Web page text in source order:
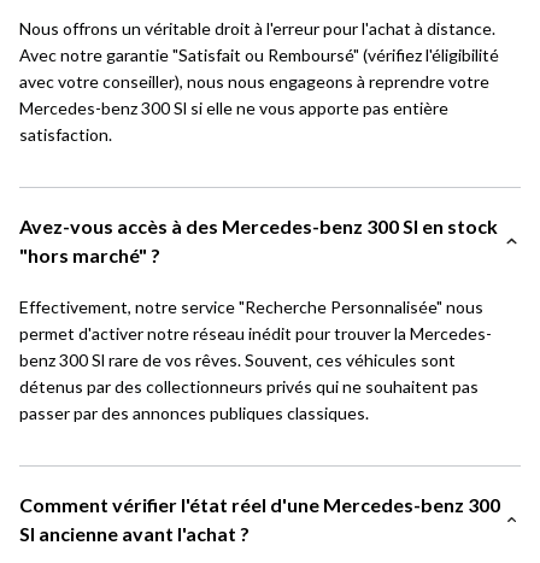
Nous offrons un véritable droit à l'erreur pour l'achat à distance.
Avec notre garantie "Satisfait ou Remboursé" (vérifiez l'éligibilité
avec votre conseiller), nous nous engageons à reprendre votre
Mercedes-benz 300 Sl si elle ne vous apporte pas entière
satisfaction.
Avez-vous accès à des Mercedes-benz 300 Sl en stock
"hors marché" ?
Effectivement, notre service "Recherche Personnalisée" nous
permet d'activer notre réseau inédit pour trouver la Mercedes-
benz 300 Sl rare de vos rêves. Souvent, ces véhicules sont
détenus par des collectionneurs privés qui ne souhaitent pas
passer par des annonces publiques classiques.
Comment vérifier l'état réel d'une Mercedes-benz 300
Sl ancienne avant l'achat ?